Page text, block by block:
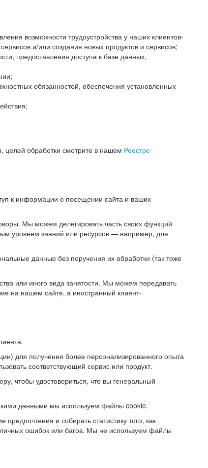
возможности трудоустройства у наших клиентов-
и/или создания новых продуктов и сервисов;
предоставления доступа к базе данных,
обязанностей, обеспечения установленных
целей обработки смотрите в нашем Реестре
к информации о посещении сайта и ваших
Мы можем делегировать часть своих функций
уровнем знаний или ресурсов — например, для
данные без поручения их обработки (так тоже
или иного вида занятости. Мы можем передавать
на нашем сайте, а иностранный клиент-
для получения более персонализированного опыта
соответствующий сервис или продукт.
чтобы удостовериться, что вы генеральный
данными мы используем файлы cookie.
и собирать статистику того, как
ошибок или багов. Мы не используем файлы